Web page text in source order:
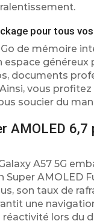
pour tous
de mémoire
espace généreux
documents
vous profitez
soucier du
AMOLED
A57 5G
Super AMOLED
son taux de
une
réactivité lors du